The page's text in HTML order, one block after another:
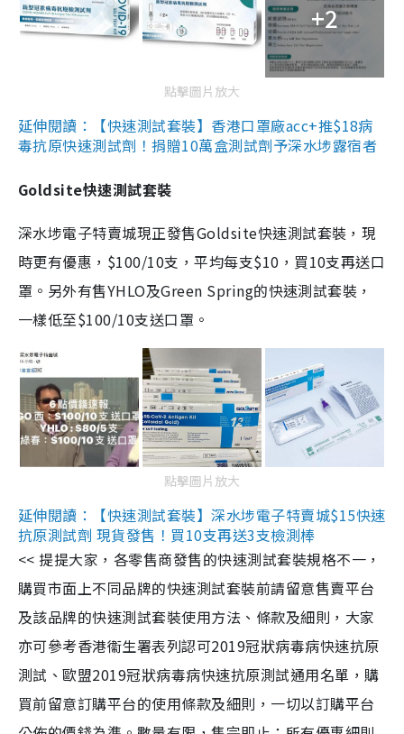
+2
點擊圖片放大
延伸閱讀：【快速測試套裝】香港口罩廠acc+推$18病
毒抗原快速測試劑！捐贈10萬盒測試劑予深水埗露宿者
Goldsite快速測試套裝
深水埗電子特賣城現正發售Goldsite快速測試套裝，現
時更有優惠，$100/10支，平均每支$10，買10支再送口
罩。另外有售YHLO及Green Spring的快速測試套裝，
一樣低至$100/10支送口罩。
點擊圖片放大
延伸閱讀：【快速測試套裝】深水埗電子特賣城$15快速
抗原測試劑 現貨發售！買10支再送3支檢測棒
<< 提提大家，各零售商發售的快速測試套裝規格不一，
購買市面上不同品牌的快速測試套裝前請留意售賣平台
及該品牌的快速測試套裝使用方法、條款及細則，大家
亦可參考香港衞生署表列認可2019冠狀病毒病快速抗原
測試、歐盟2019冠狀病毒病快速抗原測試通用名單，購
買前留意訂購平台的使用條款及細則，一切以訂購平台